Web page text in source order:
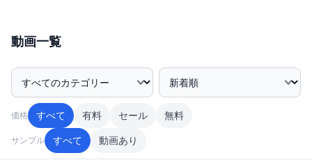
動画一覧
カテゴリー絞込み 並び順
価格 すべて 有料 セール 無料
サンプル すべて 動画あり